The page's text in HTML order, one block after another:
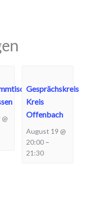
Gesprächskreis
Kreis
Offenbach
August 19 @
20:00 –
21:30